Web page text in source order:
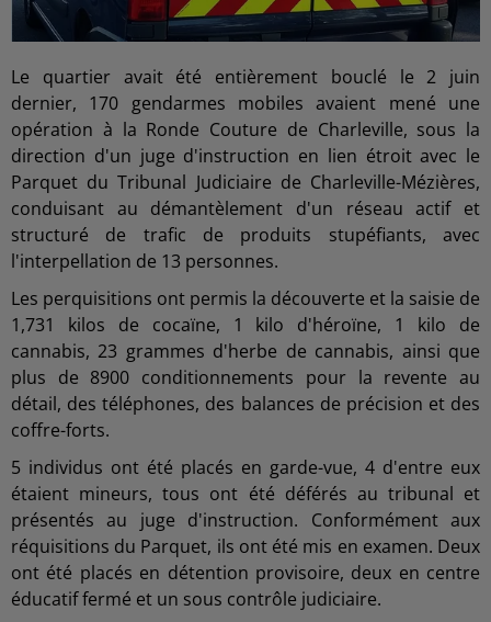
Le quartier avait été entièrement bouclé le 2 juin
dernier, 170 gendarmes mobiles avaient mené une
opération à la Ronde Couture de Charleville, sous la
direction d'un juge d'instruction en lien étroit avec le
Parquet du Tribunal Judiciaire de Charleville-Mézières,
conduisant au démantèlement d'un réseau actif et
structuré de trafic de produits stupéfiants, avec
l'interpellation de 13 personnes.
Les perquisitions ont permis la découverte et la saisie de
1,731 kilos de cocaïne, 1 kilo d'héroïne, 1 kilo de
cannabis, 23 grammes d'herbe de cannabis, ainsi que
plus de 8900 conditionnements pour la revente au
détail, des téléphones, des balances de précision et des
coffre-forts.
5 individus ont été placés en garde-vue, 4 d'entre eux
étaient mineurs, tous ont été déférés au tribunal et
présentés au juge d'instruction. Conformément aux
réquisitions du Parquet, ils ont été mis en examen. Deux
ont été placés en détention provisoire, deux en centre
éducatif fermé et un sous contrôle judiciaire.